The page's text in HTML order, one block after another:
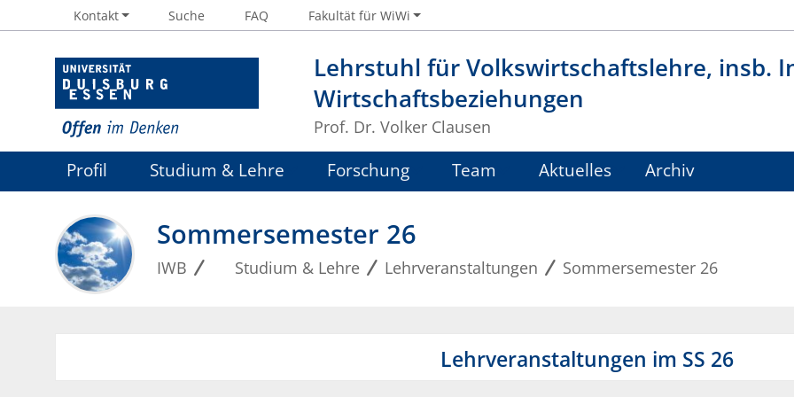
Lehrstuhl für Volkswirtschaftslehre, insb.
Wirtschaftsbeziehungen
Prof. Dr. Volker Clausen
Kontakt Suche FAQ Fakultät für WiWi
Profil Studium & Lehre Forschung Team Aktuelles Archiv
Sommersemester 26
IWB Studium & Lehre Lehrveranstaltungen Sommersemester 26
Lehrveranstaltungen im SS 26